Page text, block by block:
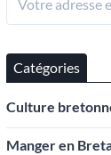
Catégories
Culture
Manger en